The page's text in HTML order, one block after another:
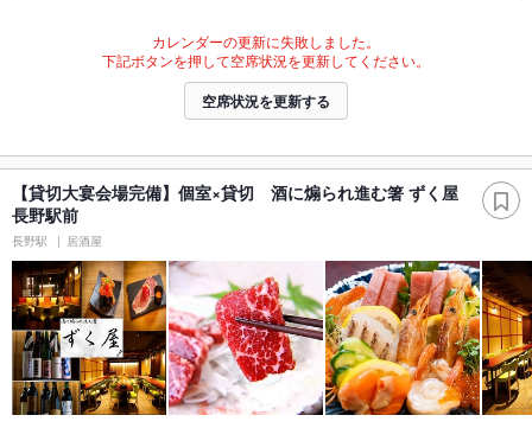
カレンダーの更新に失敗しました。
下記ボタンを押して空席状況を更新してください。
空席状況を更新する
【貸切大宴会場完備】個室×貸切 酒に煽られ進む箸 ずく屋
長野駅前
長野駅 居酒屋